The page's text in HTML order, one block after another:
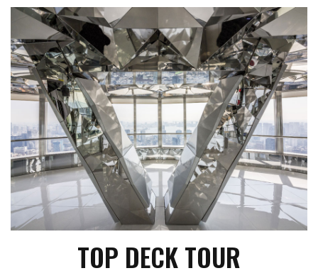
TOP DECK TOUR